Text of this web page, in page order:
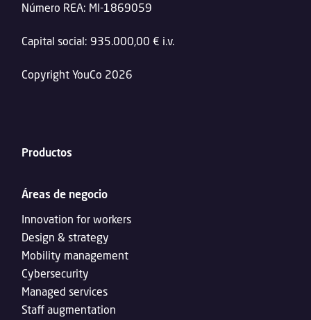
Número REA: MI-1869059
Capital social: 935.000,00 € i.v.
Copyright YouCo 2026
Productos
Áreas de negocio
Innovation for workers
Design & strategy
Mobility management
Cybersecurity
Managed services
Staff augmentation